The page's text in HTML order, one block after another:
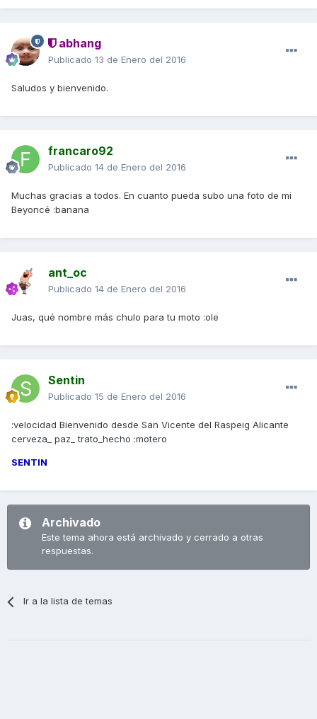
abhang
Publicado 13 de Enero del 2016
Saludos y bienvenido.
francaro92
Publicado 14 de Enero del 2016
Muchas gracias a todos. En cuanto pueda subo una foto de mi
Beyoncé :banana
ant_oc
Publicado 14 de Enero del 2016
Juas, qué nombre más chulo para tu moto :ole
Sentin
Publicado 15 de Enero del 2016
:velocidad Bienvenido desde San Vicente del Raspeig Alicante
cerveza_ paz_ trato_hecho :motero
SENTIN
Archivado
Este tema ahora está archivado y cerrado a otras
respuestas.
Ir a la lista de temas